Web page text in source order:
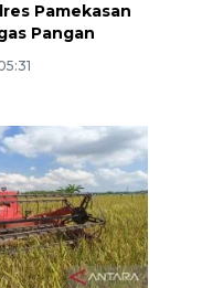
Pamekasan
Pangan